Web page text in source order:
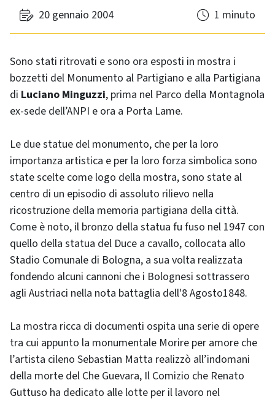
20 gennaio 2004 1 minuto
Sono stati ritrovati e sono ora esposti in mostra i
bozzetti del Monumento al Partigiano e alla Partigiana
di Luciano Minguzzi, prima nel Parco della Montagnola
ex-sede dell’ANPI e ora a Porta Lame.
Le due statue del monumento, che per la loro
importanza artistica e per la loro forza simbolica sono
state scelte come logo della mostra, sono state al
centro di un episodio di assoluto rilievo nella
ricostruzione della memoria partigiana della città.
Come è noto, il bronzo della statua fu fuso nel 1947 con
quello della statua del Duce a cavallo, collocata allo
Stadio Comunale di Bologna, a sua volta realizzata
fondendo alcuni cannoni che i Bolognesi sottrassero
agli Austriaci nella nota battaglia dell'8 Agosto1848.
La mostra ricca di documenti ospita una serie di opere
tra cui appunto la monumentale Morire per amore che
l’artista cileno Sebastian Matta realizzò all’indomani
della morte del Che Guevara, Il Comizio che Renato
Guttuso ha dedicato alle lotte per il lavoro nel